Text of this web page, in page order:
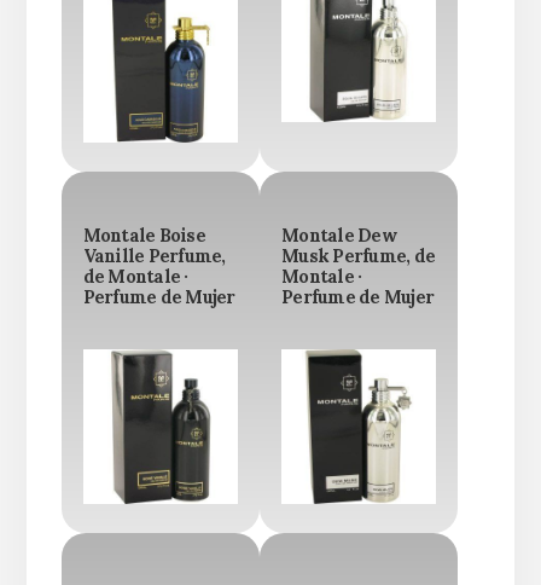
Montale Boise
Vanille Perfume,
de Montale ·
Perfume de Mujer
Montale Dew
Musk Perfume, de
Montale ·
Perfume de Mujer